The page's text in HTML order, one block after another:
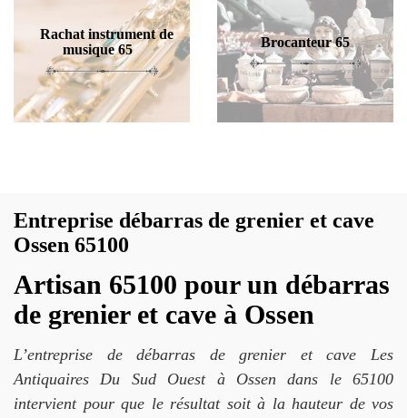
Rachat instrument de
musique 65
Brocanteur 65
Entreprise débarras de grenier et cave
Ossen 65100
Artisan 65100 pour un débarras
de grenier et cave à Ossen
L’entreprise de débarras de grenier et cave Les
Antiquaires Du Sud Ouest à Ossen dans le 65100
intervient pour que le résultat soit à la hauteur de vos